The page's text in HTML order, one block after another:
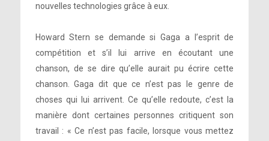
nouvelles technologies grâce à eux.
Howard Stern se demande si Gaga a l’esprit de
compétition et s’il lui arrive en écoutant une
chanson, de se dire qu’elle aurait pu écrire cette
chanson. Gaga dit que ce n’est pas le genre de
choses qui lui arrivent. Ce qu’elle redoute, c’est la
manière dont certaines personnes critiquent son
travail : « Ce n’est pas facile, lorsque vous mettez